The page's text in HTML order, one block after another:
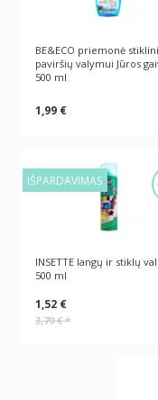
BE&ECO priemonė
paviršių valymui Jūros
500 ml
1,99 €
IŠPARDAVIMAS
INSETTE langų ir stiklų
500 ml
1,52 €
3,79 €*